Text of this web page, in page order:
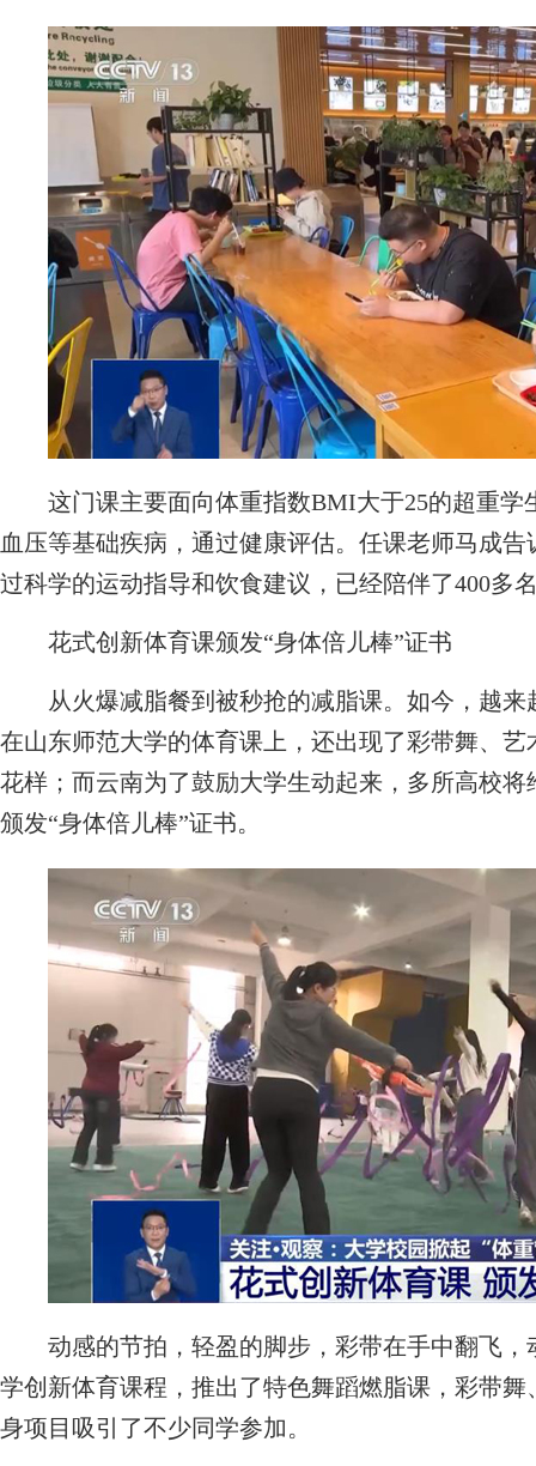
这门课主要面向体重指数BMI大于25的超重学
血压等基础疾病，通过健康评估。任课老师马成
过科学的运动指导和饮食建议，已经陪伴了400多
花式创新体育课颁发“身体倍儿棒”证书
从火爆减脂餐到被秒抢的减脂课。如今，越来
在山东师范大学的体育课上，还出现了彩带舞、
花样；而云南为了鼓励大学生动起来，多所高校
颁发“身体倍儿棒”证书。
动感的节拍，轻盈的脚步，彩带在手中翻飞，
学创新体育课程，推出了特色舞蹈燃脂课，彩带
身项目吸引了不少同学参加。